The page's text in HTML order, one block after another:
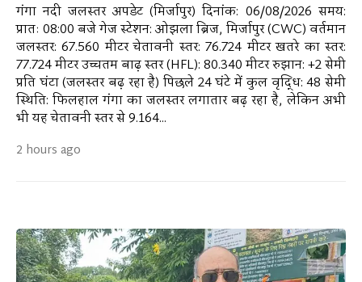
गंगा नदी जलस्तर अपडेट (मिर्जापुर) दिनांक: 06/08/2026 समय:
प्रातः 08:00 बजे गेज स्टेशन: ओझला ब्रिज, मिर्जापुर (CWC) वर्तमान
जलस्तर: 67.560 मीटर चेतावनी स्तर: 76.724 मीटर खतरे का स्तर:
77.724 मीटर उच्चतम बाढ़ स्तर (HFL): 80.340 मीटर रुझान: +2 सेमी
प्रति घंटा (जलस्तर बढ़ रहा है) पिछले 24 घंटे में कुल वृद्धि: 48 सेमी
स्थिति: फिलहाल गंगा का जलस्तर लगातार बढ़ रहा है, लेकिन अभी
भी यह चेतावनी स्तर से 9.164...
2 hours ago